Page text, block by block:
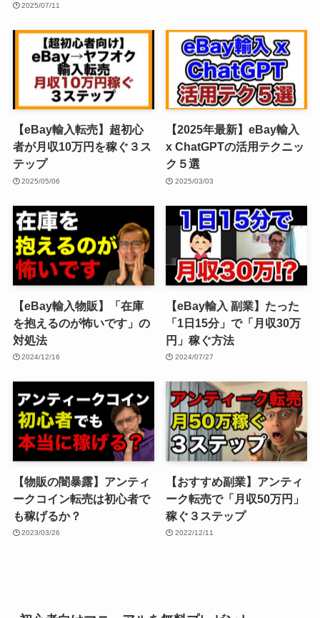
2025/07/11
【eBay輸入転売】超初心
者が月収10万円を稼ぐ３ス
テップ
2025/05/06
【2025年最新】eBay輸入
x ChatGPTの活用テクニッ
ク５選
2025/03/03
【eBay輸入物販】「在庫
を抱えるのが怖いです」の
対処法
2024/12/16
【eBay輸入 副業】たった
「1日15分」で「月収30万
円」稼ぐ方法
2024/07/27
【物販の闇暴露】アンティ
ークコイン転売は初心者で
も稼げるか？
2023/03/26
【おすすめ副業】アンティ
ーク転売で「月収50万円」
稼ぐ３ステップ
2022/12/11